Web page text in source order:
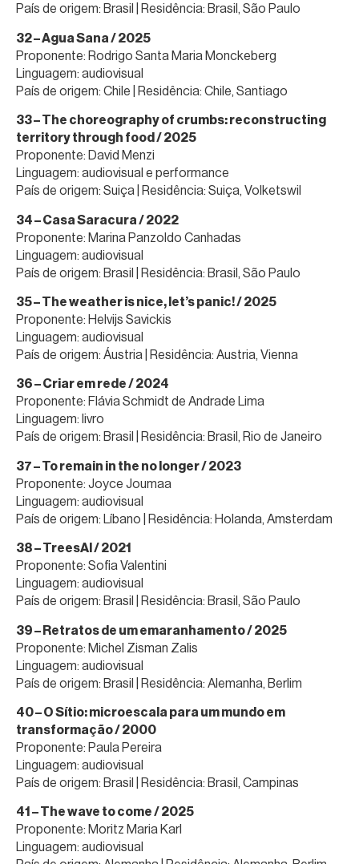
País de origem: Brasil | Residência: Brasil, São Paulo
32 – Agua Sana / 2025
Proponente: Rodrigo Santa Maria Monckeberg
Linguagem: audiovisual
País de origem: Chile | Residência: Chile, Santiago
33 – The choreography of crumbs: reconstructing
territory through food / 2025
Proponente: David Menzi
Linguagem: audiovisual e performance
País de origem: Suiça | Residência: Suiça, Volketswil
34 – Casa Saracura / 2022
Proponente: Marina Panzoldo Canhadas
Linguagem: audiovisual
País de origem: Brasil | Residência: Brasil, São Paulo
35 – The weather is nice, let’s panic! / 2025
Proponente: Helvijs Savickis
Linguagem: audiovisual
País de origem: Áustria | Residência: Austria, Vienna
36 – Criar em rede / 2024
Proponente: Flávia Schmidt de Andrade Lima
Linguagem: livro
País de origem: Brasil | Residência: Brasil, Rio de Janeiro
37 – To remain in the no longer / 2023
Proponente: Joyce Joumaa
Linguagem: audiovisual
País de origem: Líbano | Residência: Holanda, Amsterdam
38 – TreesAI / 2021
Proponente: Sofia Valentini
Linguagem: audiovisual
País de origem: Brasil | Residência: Brasil, São Paulo
39 – Retratos de um emaranhamento / 2025
Proponente: Michel Zisman Zalis
Linguagem: audiovisual
País de origem: Brasil | Residência: Alemanha, Berlim
40 – O Sítio: microescala para um mundo em
transformação / 2000
Proponente: Paula Pereira
Linguagem: audiovisual
País de origem: Brasil | Residência: Brasil, Campinas
41 – The wave to come / 2025
Proponente: Moritz Maria Karl
Linguagem: audiovisual